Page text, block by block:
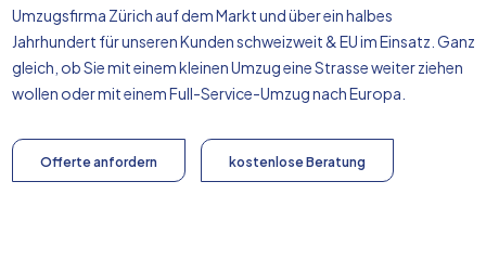
Umzugsfirma Zürich auf dem Markt und über ein halbes
Jahrhundert für unseren Kunden schweizweit & EU im Einsatz. Ganz
gleich, ob Sie mit einem kleinen Umzug eine Strasse weiter ziehen
wollen oder mit einem Full-Service-Umzug nachEuropa
Offerte anfordern kostenlose Beratung